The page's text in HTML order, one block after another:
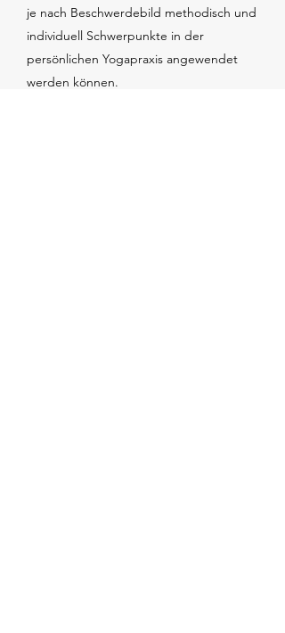
je nach Beschwerdebild methodisch und
individuell Schwerpunkte in der
persönlichen Yogapraxis angewendet
werden können.